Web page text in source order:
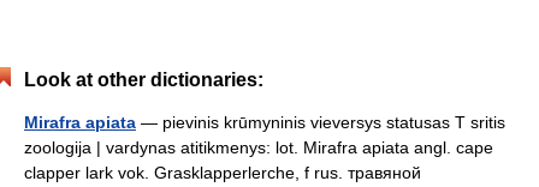
Look at other dictionaries:
Mirafra apiata — pievinis krūmyninis vieversys statusas T sritis
zoologija | vardynas atitikmenys: lot. Mirafra apiata angl. cape
clapper lark vok. Grasklapperlerche, f rus. травяной